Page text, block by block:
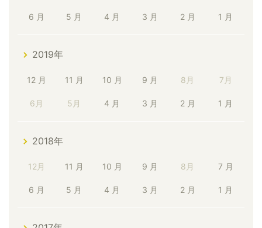
6 月 5 月 4 月 3 月 2 月 1 月
2019年
12 月 11 月 10 月 9 月 8月 7月
6月 5月 4 月 3 月 2 月 1 月
2018年
12月 11 月 10 月 9 月 8月 7 月
6 月 5 月 4 月 3 月 2 月 1 月